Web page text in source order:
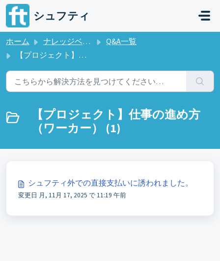
メインコンテンツに移動
シュフティ
ホーム ナレッジベース
Q&A一覧
【プロジェクト】仕事の進め方（ワーカー）
【プロジェクト】仕事の進め方
（ワーカー） (1)
シュフティ外での直接支払いに誘われました。
変更日 月, 11月 17, 2025 で 11:19 午前